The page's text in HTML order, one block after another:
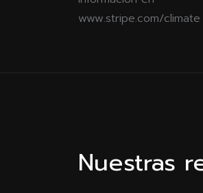
www.stripe.com/climate
Nuestras